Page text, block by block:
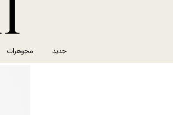
جديد مجوهرات